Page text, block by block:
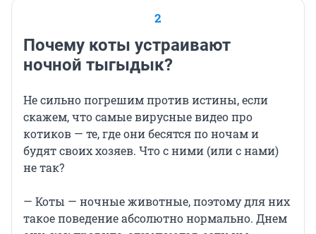
2
Почему коты устраивают
ночной тыгыдык?
Не сильно погрешим против истины, если
скажем, что самые вирусные видео про
котиков — те, где они бесятся по ночам и
будят своих хозяев. Что с ними (или с нами)
не так?
— Коты — ночные животные, поэтому для них
такое поведение абсолютно нормально. Днем